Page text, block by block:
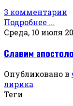
3 комментарии
Подробнее ...
Среда, 10 июля
Славим
Опубликовано в
лирика
Теги